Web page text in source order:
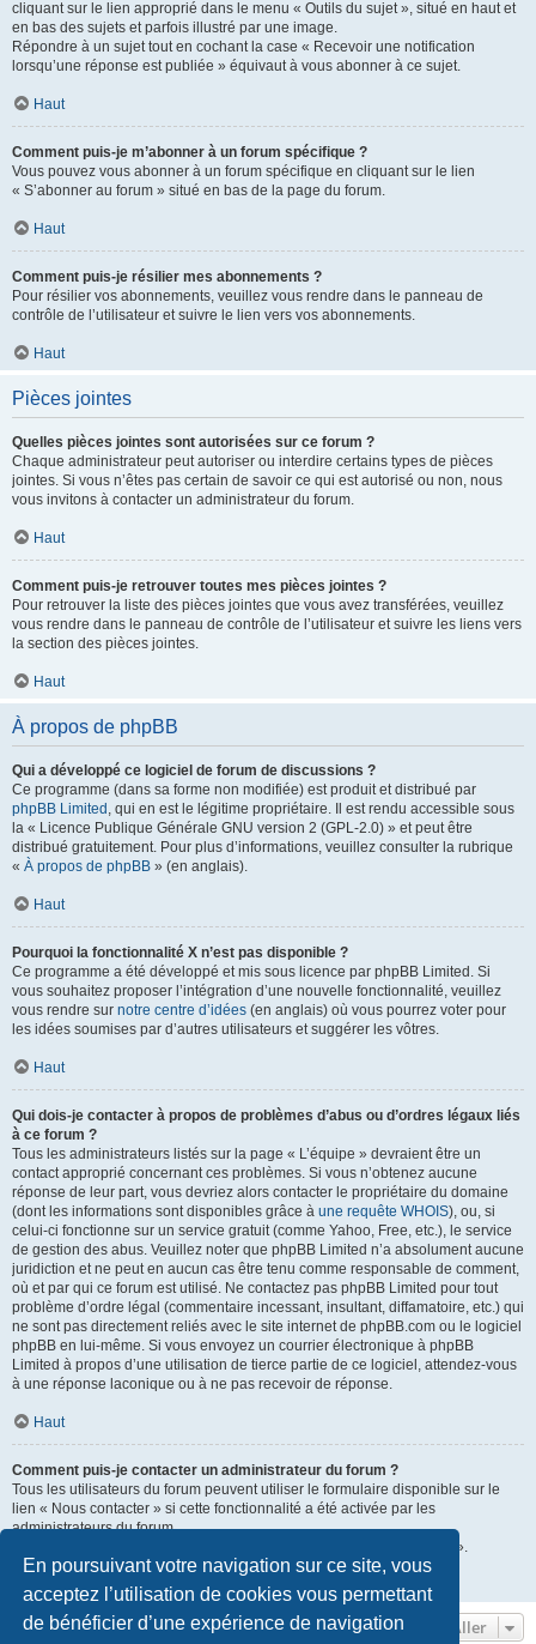
En poursuivant votre navigation sur ce site, vous
acceptez l’utilisation de cookies vous permettant
de bénéficier d’une expérience de navigation
cliquant sur le lien approprié dans le menu « Outils du sujet », situé en haut et
en bas des sujets et parfois illustré par une image.
Répondre à un sujet tout en cochant la case « Recevoir une notification
lorsqu’une réponse est publiée » équivaut à vous abonner à ce sujet.
Haut
Comment puis-je m’abonner à un forum spécifique ?
Vous pouvez vous abonner à un forum spécifique en cliquant sur le lien
« S’abonner au forum » situé en bas de la page du forum.
Haut
Comment puis-je résilier mes abonnements ?
Pour résilier vos abonnements, veuillez vous rendre dans le panneau de
contrôle de l’utilisateur et suivre le lien vers vos abonnements.
Haut
Pièces jointes
Quelles pièces jointes sont autorisées sur ce forum ?
Chaque administrateur peut autoriser ou interdire certains types de pièces
jointes. Si vous n’êtes pas certain de savoir ce qui est autorisé ou non, nous
vous invitons à contacter un administrateur du forum.
Haut
Comment puis-je retrouver toutes mes pièces jointes ?
Pour retrouver la liste des pièces jointes que vous avez transférées, veuillez
vous rendre dans le panneau de contrôle de l’utilisateur et suivre les liens vers
la section des pièces jointes.
Haut
À propos de phpBB
Qui a développé ce logiciel de forum de discussions ?
Ce programme (dans sa forme non modifiée) est produit et distribué par
phpBB Limited , qui en est le légitime propriétaire. Il est rendu accessible sous
la « Licence Publique Générale GNU version 2 (GPL-2.0) » et peut être
distribué gratuitement. Pour plus d’informations, veuillez consulter la rubrique
« À propos de phpBB » (en anglais).
Haut
Pourquoi la fonctionnalité X n’est pas disponible ?
Ce programme a été développé et mis sous licence par phpBB Limited. Si
vous souhaitez proposer l’intégration d’une nouvelle fonctionnalité, veuillez
vous rendre sur notre centre d’idées (en anglais) où vous pourrez voter pour
les idées soumises par d’autres utilisateurs et suggérer les vôtres.
Haut
Qui dois-je contacter à propos de problèmes d’abus ou d’ordres légaux liés
à ce forum ?
Tous les administrateurs listés sur la page « L’équipe » devraient être un
contact approprié concernant ces problèmes. Si vous n’obtenez aucune
réponse de leur part, vous devriez alors contacter le propriétaire du domaine
(dont les informations sont disponibles grâce à une requête WHOIS), ou, si
celui-ci fonctionne sur un service gratuit (comme Yahoo, Free, etc.), le service
de gestion des abus. Veuillez noter que phpBB Limited n’a absolument aucune
juridiction et ne peut en aucun cas être tenu comme responsable de comment,
où et par qui ce forum est utilisé. Ne contactez pas phpBB Limited pour tout
problème d’ordre légal (commentaire incessant, insultant, diffamatoire, etc.) qui
ne sont pas directement reliés avec le site internet de phpBB.com ou le logiciel
phpBB en lui-même. Si vous envoyez un courrier électronique à phpBB
Limited à propos d’une utilisation de tierce partie de ce logiciel, attendez-vous
à une réponse laconique ou à ne pas recevoir de réponse.
Haut
Comment puis-je contacter un administrateur du forum ?
Tous les utilisateurs du forum peuvent utiliser le formulaire disponible sur le
lien « Nous contacter » si cette fonctionnalité a été activée par les
administrateurs du forum.
Les membres du forum peuvent également utiliser le lien « L’équipe ».
Aller